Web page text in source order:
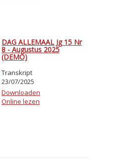
DAG ALLEMAAL Jg 15 Nr
8 - Augustus 2025
(DEMO)
Transkript
23/07/2025
Downloaden
Online lezen